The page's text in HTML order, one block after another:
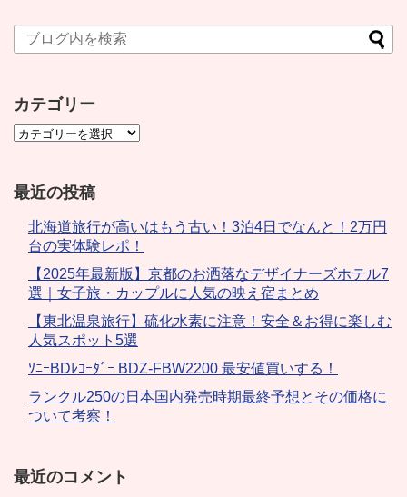
カテゴリー
最近の投稿
北海道旅行が高いはもう古い！3泊4日でなんと！2万円
台の実体験レポ！
【2025年最新版】京都のお洒落なデザイナーズホテル7
選｜女子旅・カップルに人気の映え宿まとめ
【東北温泉旅行】硫化水素に注意！安全＆お得に楽しむ
人気スポット5選
ｿﾆｰBDﾚｺｰﾀﾞｰ BDZ-FBW2200 最安値買いする！
ランクル250の日本国内発売時期最終予想とその価格に
ついて考察！
最近のコメント